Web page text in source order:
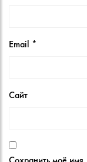
Email *
Сайт